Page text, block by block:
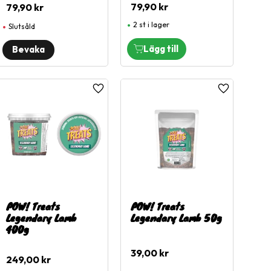
79,90kr
Slutsåld
79,90 kr
2 st i lager
i favoriter
POW! Treats
Legendary Lamb
400g
249,00kr
Lägg till i favoriter
POW! Treats
Legendary Lamb 50g
39,00 kr
Lägg till i